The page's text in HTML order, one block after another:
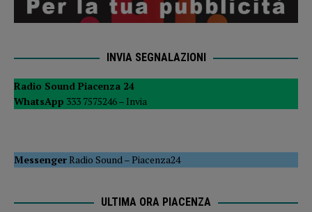
INVIA SEGNALAZIONI
Radio Sound Piacenza 24
WhatsApp 333 7575246 – Invia
MessengerRadio Sound –Piacenza24
ULTIMA ORA PIACENZA